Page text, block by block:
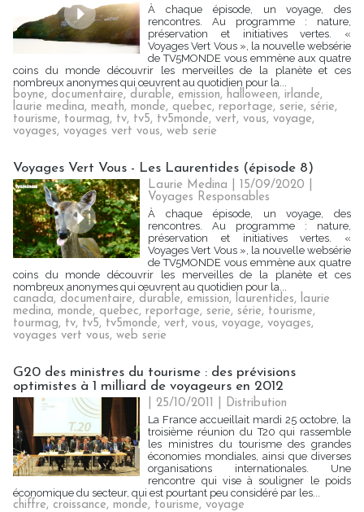
À chaque épisode, un voyage, des
rencontres. Au programme : nature,
préservation et initiatives vertes. «
Voyages Vert Vous », la nouvelle websérie
de TV5MONDE vous emmène aux quatre
coins du monde découvrir les merveilles de la planète et ces
nombreux anonymes qui œuvrent au quotidien pour la...
boyne, documentaire, durable, emission, halloween, irlande,
laurie medina, meath, monde, quebec, reportage, serie, série,
tourisme, tourmag, tv, tv5, tv5monde, vert, vous, voyage,
voyages, voyages vert vous, web serie
Voyages Vert Vous - Les Laurentides (épisode 8)
Laurie Medina | 15/09/2020
Voyages Responsables
À chaque épisode, un voyage, des
rencontres. Au programme : nature,
préservation et initiatives vertes. «
Voyages Vert Vous », la nouvelle websérie
de TV5MONDE vous emmène aux quatre
coins du monde découvrir les merveilles de la planète et ces
nombreux anonymes qui œuvrent au quotidien pour la...
canada, documentaire, durable, emission, laurentides, laurie
medina, monde, quebec, reportage, serie, série, tourisme,
tourmag, tv, tv5, tv5monde, vert, vous, voyage, voyages,
voyages vert vous, web serie
G20 des ministres du tourisme : des prévisions
optimistes à 1 milliard de voyageurs en 2012
| 25/10/2011
Distribution
La France accueillait mardi 25 octobre, la
troisième réunion du T20 qui rassemble
les ministres du tourisme des grandes
économies mondiales, ainsi que diverses
organisations internationales. Une
rencontre qui vise à souligner le poids
économique du secteur, qui est pourtant peu considéré par les...
chiffre, croissance, monde, tourisme, voyage